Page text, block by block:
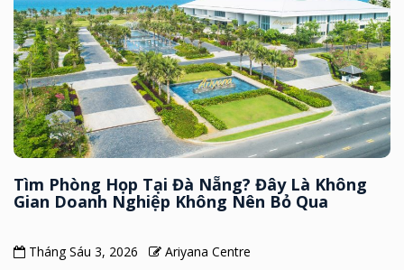
Tìm Phòng Họp Tại Đà Nẵng? Đây Là Không
Gian Doanh Nghiệp Không Nên Bỏ Qua
Tháng Sáu 3, 2026
Ariyana Centre